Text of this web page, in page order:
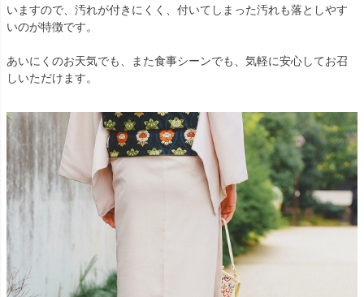
いますので、汚れが付きにくく、付いてしまった汚れも落としやす
いのが特徴です。
あいにくのお天気でも、また食事シーンでも、気軽に安心してお召
しいただけます。